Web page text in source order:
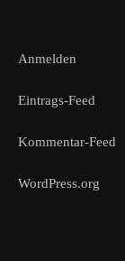
Anmelden
Eintrags-Feed
Kommentar-Feed
WordPress.org